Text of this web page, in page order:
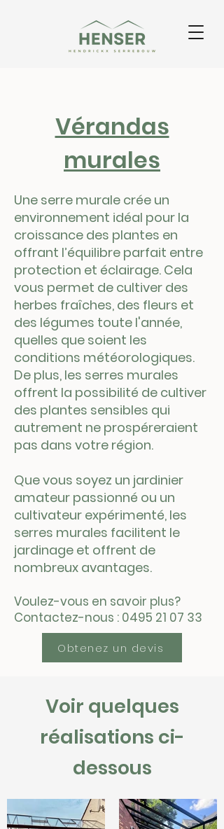
Vérandas
murales
Une serre murale crée un
environnement idéal pour la
croissance des plantes en
offrant l’équilibre parfait entre
protection et éclairage. Cela
vous permet de cultiver des
herbes fraîches, des fleurs et
des légumes toute l'année,
quelles que soient les
conditions météorologiques.
De plus, les serres murales
offrent la possibilité de cultiver
des plantes sensibles qui
autrement ne prospéreraient
pas dans votre région.
Que vous soyez un jardinier
amateur passionné ou un
cultivateur expérimenté, les
serres murales facilitent le
jardinage et offrent de
nombreux avantages.
Voulez-vous en savoir plus?
Contactez-nous : 0495 21 07 33
Obtenez un devis
Voir quelques
réalisations ci-
dessous